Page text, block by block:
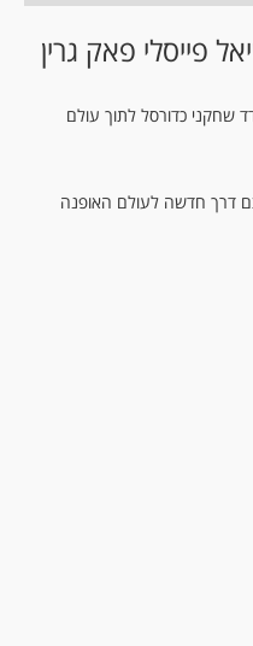
פייסלי פאק גרין
שחקני כדורסל לתוך עולם
דרך חדשה לעולם האופנה